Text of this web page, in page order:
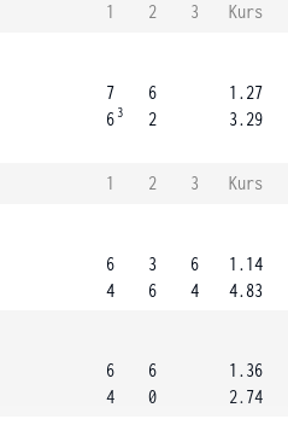
1 2 3
Kurs
7
6 3
6
2
1.27
3.29
1 2 3
Kurs
6
4
3
6
6
4
1.14
4.83
6
4
6
0
1.36
2.74